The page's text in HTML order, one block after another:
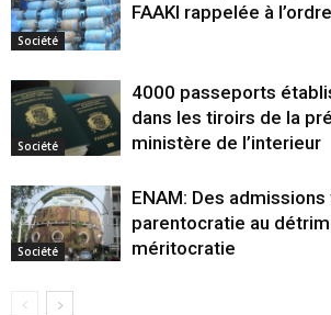
Société
FAAKI rappelée à
Société
4000 passeports
dans les tiroirs de la
ministère de l’interieur
Société
ENAM: Des
parentocratie au
méritocratie